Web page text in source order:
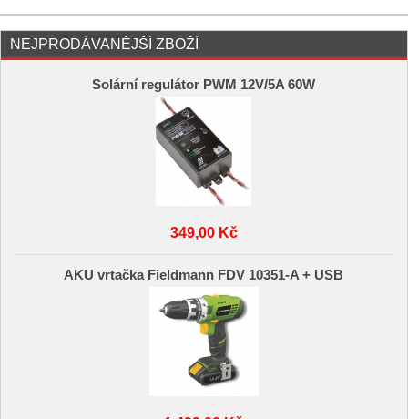
NEJPRODÁVANĚJŠÍ ZBOŽÍ
Solární regulátor PWM 12V/5A 60W
349,00 Kč
AKU vrtačka Fieldmann FDV 10351-A + USB